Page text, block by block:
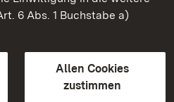
6 Abs. 1 Buchstabe a)
Allen Cookies
zustimmen
Baden-Württemberg